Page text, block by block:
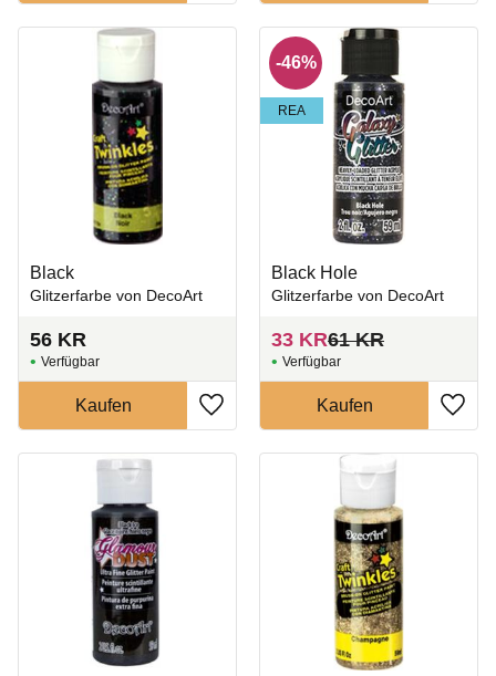
Black
Glitzerfarbe von DecoArt
56 KR
Zu Favoriten hinzufügen
Black Hole
Glitzerfarbe von DecoArt
33 KR61KR
46%
REA
Zu